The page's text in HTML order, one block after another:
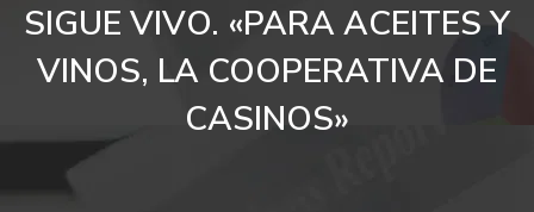
SIGUE VIVO. «PARA ACEITES Y
VINOS, LA COOPERATIVA DE
CASINOS»